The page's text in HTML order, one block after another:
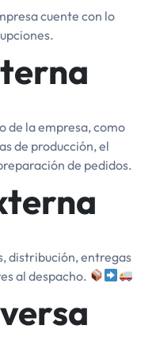
cuente con lo
de la empresa, como
de producción, el
de pedidos.
distribución, entregas
al despacho.